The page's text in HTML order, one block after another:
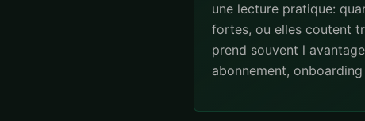
une lecture pratique:
fortes, ou elles coutent
prend souvent l
abonnement,